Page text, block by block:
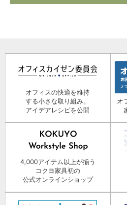
オフィスの快適を維持
する小さな取り組み。
アイデアレシピを公開
4,000アイテム以上が揃う
コクヨ家具初の
公式オンラインショップ